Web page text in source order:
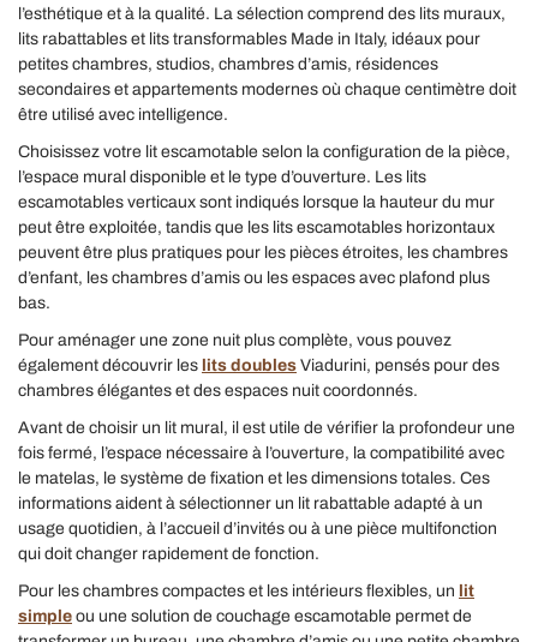
l’esthétique et à la qualité. La sélection comprend des lits muraux,
lits rabattables et lits transformables Made in Italy, idéaux pour
petites chambres, studios, chambres d’amis, résidences
secondaires et appartements modernes où chaque centimètre doit
être utilisé avec intelligence.
Choisissez votre lit escamotable selon la configuration de la pièce,
l’espace mural disponible et le type d’ouverture. Les lits
escamotables verticaux sont indiqués lorsque la hauteur du mur
peut être exploitée, tandis que les lits escamotables horizontaux
peuvent être plus pratiques pour les pièces étroites, les chambres
d’enfant, les chambres d’amis ou les espaces avec plafond plus
bas.
Pour aménager une zone nuit plus complète, vous pouvez
également découvrir les lits doubles Viadurini, pensés pour des
chambres élégantes et des espaces nuit coordonnés.
Avant de choisir un lit mural, il est utile de vérifier la profondeur une
fois fermé, l’espace nécessaire à l’ouverture, la compatibilité avec
le matelas, le système de fixation et les dimensions totales. Ces
informations aident à sélectionner un lit rabattable adapté à un
usage quotidien, à l’accueil d’invités ou à une pièce multifonction
qui doit changer rapidement de fonction.
Pour les chambres compactes et les intérieurs flexibles, un lit
simple ou une solution de couchage escamotable permet de